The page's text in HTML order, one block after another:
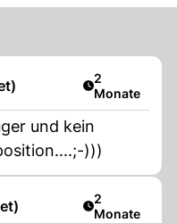
Artikel
2
Monate
und kein
)))
Artikel
2
Monate